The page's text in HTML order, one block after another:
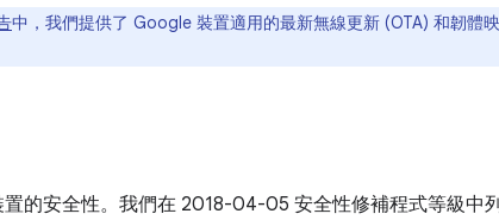
中，我們提供了 Google 裝置適用的最新無線更新 (OTA) 和韌體
的安全性。我們在 2018-04-05 安全性修補程式等級中